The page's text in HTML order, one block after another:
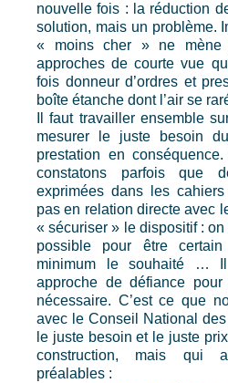
nouvelle fois : la réduction
solution, mais un problème.
« moins cher » ne
approches de courte vue
fois donneur d’ordres et
boîte étanche dont l’air se
Il faut travailler ensemble
mesurer le juste besoin
prestation en
constatons parfois que
exprimées dans les
pas en relation directe avec
« sécuriser » le dispositif :
possible pour être
minimum le souhaité …
approche de défiance
nécessaire. C’est ce que
avec le Conseil National
le juste besoin et le juste
construction, mais qui
préalables :